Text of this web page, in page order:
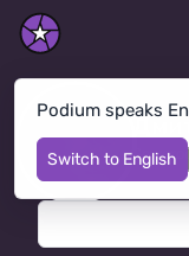
Podium speaks
Switch to English